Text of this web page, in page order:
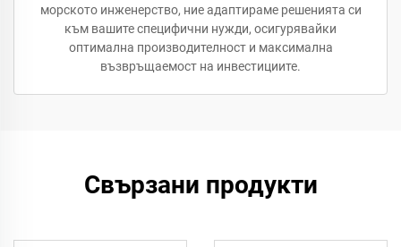
морското инженерство, ние адаптираме решенията си
към вашите специфични нужди, осигурявайки
оптимална производителност и максимална
възвръщаемост на инвестициите.
Свързани продукти